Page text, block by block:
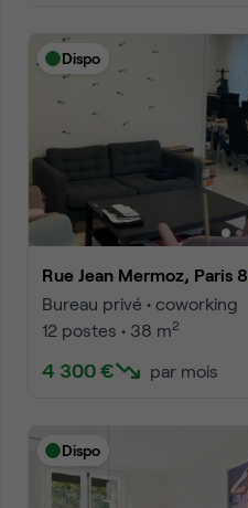
Dispo
Rue Jean Mermoz, Paris 8
Bureau privé • coworking
12 postes • 38 m2
4 300 € par mois
Dispo